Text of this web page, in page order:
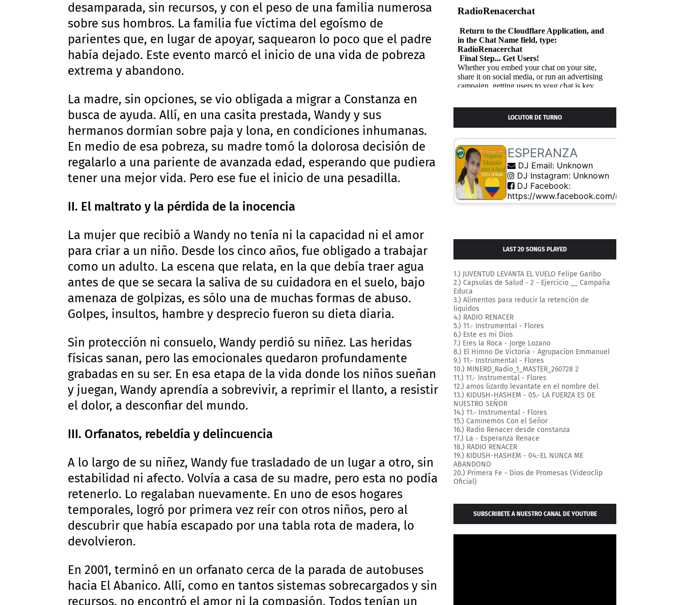
desamparada, sin recursos, y con el peso de una familia numerosa
sobre sus hombros. La familia fue víctima del egoísmo de
parientes que, en lugar de apoyar, saquearon lo poco que el padre
había dejado. Este evento marcó el inicio de una vida de pobreza
extrema y abandono.
La madre, sin opciones, se vio obligada a migrar a Constanza en
busca de ayuda. Allí, en una casita prestada, Wandy y sus
hermanos dormían sobre paja y lona, en condiciones inhumanas.
En medio de esa pobreza, su madre tomó la dolorosa decisión de
regalarlo a una pariente de avanzada edad, esperando que pudiera
tener una mejor vida. Pero ese fue el inicio de una pesadilla.
II. El maltrato y la pérdida de la inocencia
La mujer que recibió a Wandy no tenía ni la capacidad ni el amor
para criar a un niño. Desde los cinco años, fue obligado a trabajar
como un adulto. La escena que relata, en la que debía traer agua
antes de que se secara la saliva de su cuidadora en el suelo, bajo
amenaza de golpizas, es sólo una de muchas formas de abuso.
Golpes, insultos, hambre y desprecio fueron su dieta diaria.
Sin protección ni consuelo, Wandy perdió su niñez. Las heridas
físicas sanan, pero las emocionales quedaron profundamente
grabadas en su ser. En esa etapa de la vida donde los niños sueñan
y juegan, Wandy aprendía a sobrevivir, a reprimir el llanto, a resistir
el dolor, a desconfiar del mundo.
III. Orfanatos, rebeldía y delincuencia
A lo largo de su niñez, Wandy fue trasladado de un lugar a otro, sin
estabilidad ni afecto. Volvía a casa de su madre, pero esta no podía
retenerlo. Lo regalaban nuevamente. En uno de esos hogares
temporales, logró por primera vez reír con otros niños, pero al
descubrir que había escapado por una tabla rota de madera, lo
devolvieron.
En 2001, terminó en un orfanato cerca de la parada de autobuses
hacia El Abanico. Allí, como en tantos sistemas sobrecargados y sin
recursos, no encontró el amor ni la compasión. Todos tenían un
LOCUTOR DE TURNO
LAST 20 SONGS PLAYED
1.) JUVENTUD LEVANTA EL VUELO Felipe Garibo
2.) Capsulas de Salud - 2 - Ejercicio __ Campaña
Educa
3.) Alimentos para reducir la retención de
liquidos
4.) RADIO RENACER
5.) 11.- Instrumental - Flores
6.) Este es mi Dios
7.) Eres la Roca - Jorge Lozano
8.) El Himno De Victoria - Agrupacion Emmanuel
9.) 11.- Instrumental - Flores
10.) MINERD_Radio_1_MASTER_260728 2
11.) 11.- Instrumental - Flores
12.) amos lizardo levantate en el nombre del
13.) KIDUSH-HASHEM - 05.- LA FUERZA ES DE
NUESTRO SEÑOR
14.) 11.- Instrumental - Flores
15.) Caminemos Con el Señor
16.) Radio Renacer desde constanza
17.) La - Esperanza Renace
18.) RADIO RENACER
19.) KIDUSH-HASHEM - 04.-EL NUNCA ME
ABANDONO
20.) Primera Fe - Dios de Promesas (Videoclip
Oficial)
SUBSCRIBETE A NUESTRO CANAL DE YOUTUBE